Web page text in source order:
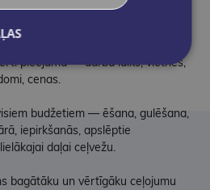
kā ietaupīt laiku un naudu un
no pūļiem un nepatikšanām.
pieejama — darba laiks, vietnes,
cenas.
budžetiem — ēšana, gulēšana,
iepirkšanās, apslēptie
daļai ceļvežu.
bagātāku un vērtīgāku ceļojumu